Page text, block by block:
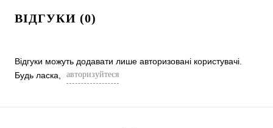
ВІДГУКИ (0)
Відгуки можуть додавати лише авторизовані користувачі.
Будь ласка,
авторизуйтеся